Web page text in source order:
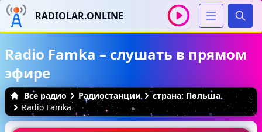
RADIOLAR.ONLINE
Radio Famka – слушать в прямом
эфире
Все радио Радиостанции
страна: Польша
Radio Famka